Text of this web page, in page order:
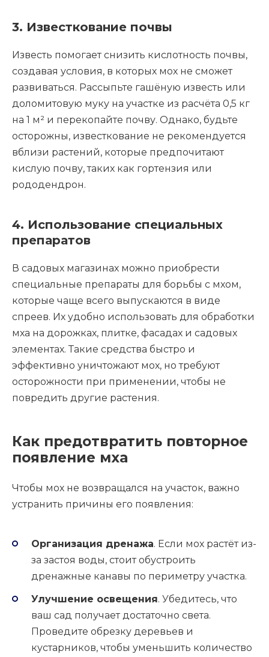
3. Известкование почвы
Известь помогает снизить кислотность почвы,
создавая условия, в которых мох не сможет
развиваться. Рассыпьте гашёную известь или
доломитовую муку на участке из расчёта 0,5 кг
на 1 м² и перекопайте почву. Однако, будьте
осторожны, известкование не рекомендуется
вблизи растений, которые предпочитают
кислую почву, таких как гортензия или
рододендрон.
4. Использование специальных
препаратов
В садовых магазинах можно приобрести
специальные препараты для борьбы с мхом,
которые чаще всего выпускаются в виде
спреев. Их удобно использовать для обработки
мха на дорожках, плитке, фасадах и садовых
элементах. Такие средства быстро и
эффективно уничтожают мох, но требуют
осторожности при применении, чтобы не
повредить другие растения.
Как предотвратить повторное
появление мха
Чтобы мох не возвращался на участок, важно
устранить причины его появления:
Организация дренажа. Если мох растёт из-
за застоя воды, стоит обустроить
дренажные канавы по периметру участка.
Улучшение освещения. Убедитесь, что
ваш сад получает достаточно света.
Проведите обрезку деревьев и
кустарников, чтобы уменьшить количество